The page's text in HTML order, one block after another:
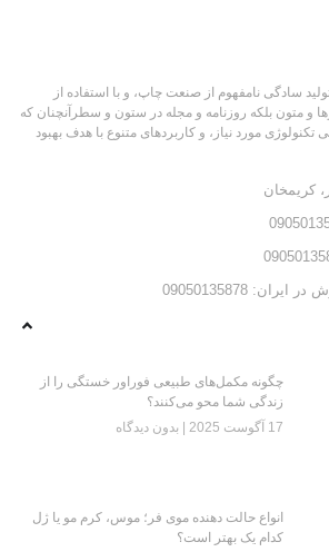
سادگی نامفهوم از صنعت چاپ، و با استفاده از
و متون بلکه روزنامه و مجله در ستون و سطرآنچنان که
مورد نیاز، و کاربردهای متنوع با هدف بهبود
کریمخان
09050135878
چگونه مکمل‌های طبیعی فوراور خستگی را از
زندگی شما محو می‌کنند؟
17 آگوست 2025
بدون دیدگاه
انواع حالت دهنده موی فر؛ موس، کرم مو یا ژل
کدام یک بهتر است؟